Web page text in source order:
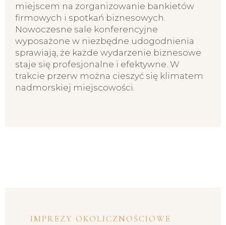
miejscem na zorganizowanie bankietów
firmowych i spotkań biznesowych.
Nowoczesne sale konferencyjne
wyposażone w niezbędne udogodnienia
sprawiają, że każde wydarzenie biznesowe
staje się profesjonalne i efektywne. W
trakcie przerw można cieszyć się klimatem
nadmorskiej miejscowości.
IMPREZY OKOLICZNOŚCIOWE